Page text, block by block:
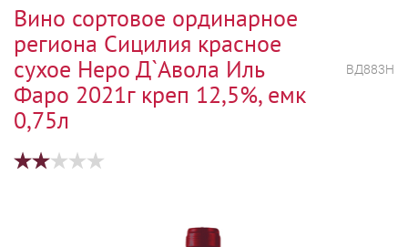
Бонусная система
Наша команда
关于我们
Виски и Бурбон
Пиво и слабоалк. напитки
Ликер
Прочие алкогольные напитки
Продукты, Посуда, Аксессуары
Вино сортовое ординарное
региона Сицилия красное
сухое Неро Д`Авола Иль
Фаро 2021г креп 12,5%, емк
0,75л
ВД883Н